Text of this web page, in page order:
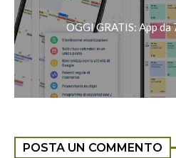
OGGI GRATIS: App da
POSTA UN COMMENTO